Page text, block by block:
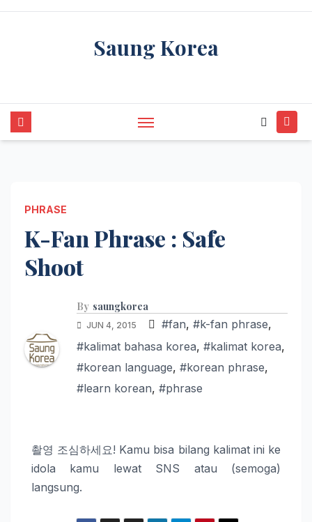
Skip
Saung Korea
PHRASE
K-Fan Phrase : Safe
Shoot
By saungkorea
JUN 4, 2015 #fan, #k-fan phrase,
#kalimat bahasa korea, #kalimat korea,
#korean language, #korean phrase,
#learn korean, #phrase
촬영 조심하세요! Kamu bisa bilang kalimat ini ke
idola kamu lewat SNS atau (semoga)
langsung.